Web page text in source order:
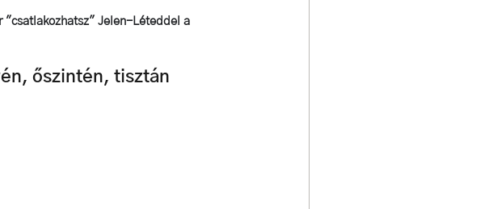
"csatlakozhatsz" Jelen-Léteddel a
őszintén, tisztán